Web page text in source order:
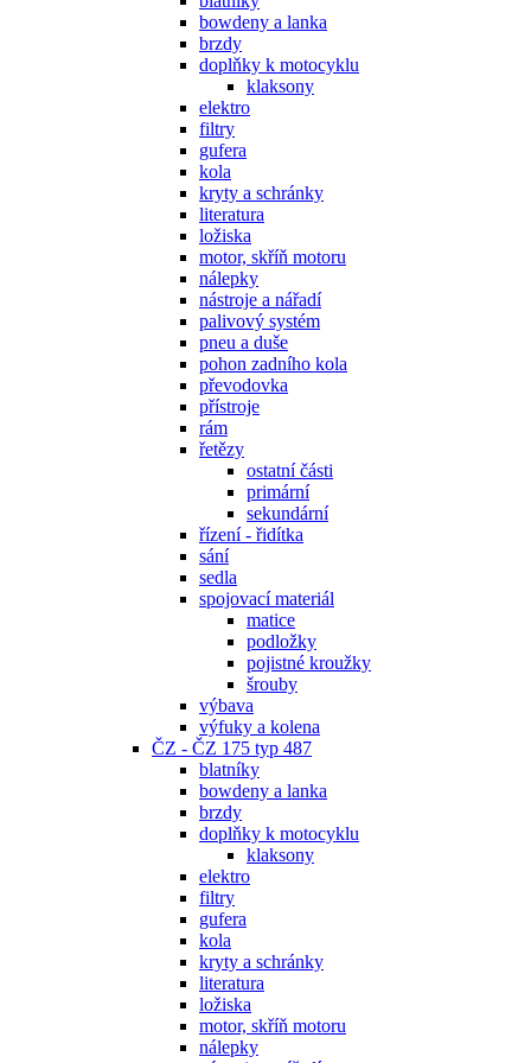
bowdeny a lanka
brzdy
doplňky k motocyklu
klaksony
elektro
filtry
gufera
kola
kryty a schránky
literatura
ložiska
motor, skříň motoru
nálepky
nástroje a nářadí
palivový systém
pneu a duše
pohon zadního kola
převodovka
přístroje
rám
řetězy
ostatní části
primární
sekundární
řízení - řidítka
sání
sedla
spojovací materiál
matice
podložky
pojistné kroužky
šrouby
výbava
výfuky a kolena
ČZ - ČZ 175 typ 487
blatníky
bowdeny a lanka
brzdy
doplňky k motocyklu
klaksony
elektro
filtry
gufera
kola
kryty a schránky
literatura
ložiska
motor, skříň motoru
nálepky